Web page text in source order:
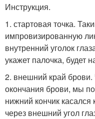
Инструкция.
1. стартовая точка.
импровизированную
внутренний уголок
укажет палочка, будет
2. внешний край брови.
окончания брови, мы
нижний кончик
через внешний угол